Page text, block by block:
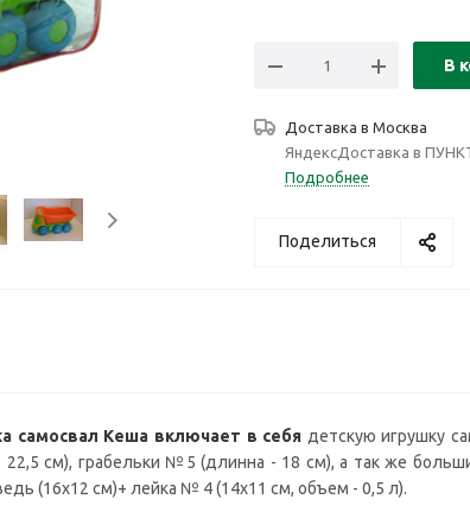
В
Доставка в Москва
ЯндексДоставка в
Подробнее
Поделиться
самосвал Кеша включает в себя детскую игрушку
см), грабельки №5 (длинна - 18 см), а так же
(16х12 см)+ лейка № 4 (14х11 см, объем - 0,5 л).